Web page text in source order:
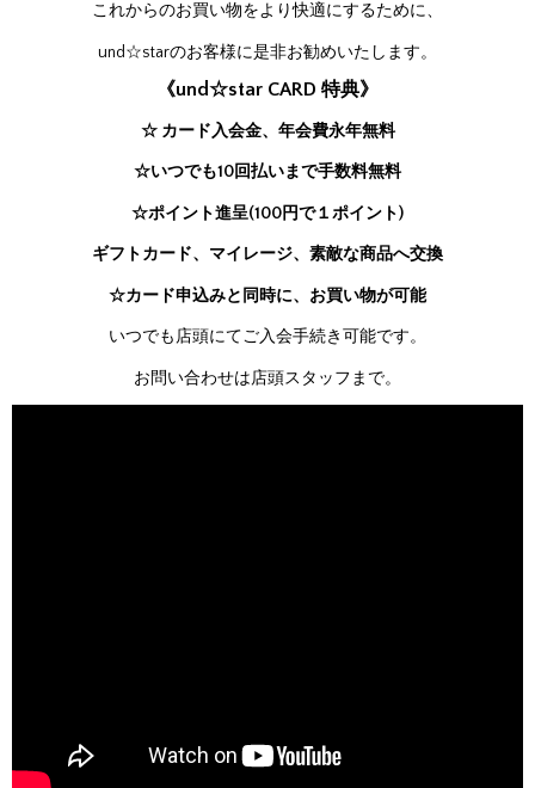
これからのお買い物をより快適にするために、
und☆starのお客様に是非お勧めいたします。
《und☆star CARD 特典》
☆ カード入会金、年会費永年無料
☆いつでも10回払いまで手数料無料
☆ポイント進呈(100円で１ポイント)
ギフトカード、マイレージ、素敵な商品へ交換
☆カード申込みと同時に、お買い物が可能
いつでも店頭にてご入会手続き可能です。
お問い合わせは店頭スタッフまで。